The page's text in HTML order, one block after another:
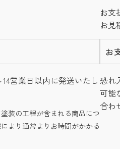
お支
お見
営業日以内に発送いたし
装の工程が含まれる商品につ
より通常よりお時間がかかる
お
恐れ
可能
合わ